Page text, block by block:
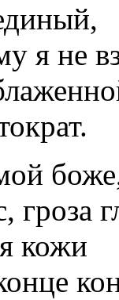
я не
гроза
кожи